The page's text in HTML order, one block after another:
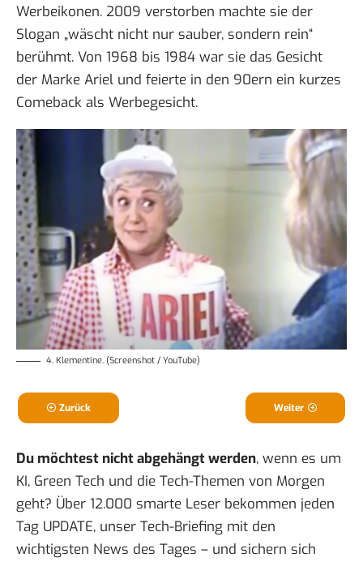
Werbeikonen. 2009 verstorben machte sie der
Slogan „wäscht nicht nur sauber, sondern rein“
berühmt. Von 1968 bis 1984 war sie das Gesicht
der Marke Ariel und feierte in den 90ern ein kurzes
Comeback als Werbegesicht.
4. Klementine. (Screenshot / YouTube)
Zurück Weiter
Du möchtest nicht abgehängt werden, wenn es um
KI, Green Tech und die Tech-Themen von Morgen
geht? Über 12.000 smarte Leser bekommen jeden
Tag UPDATE, unser Tech-Briefing mit den
wichtigsten News des Tages – und sichern sich